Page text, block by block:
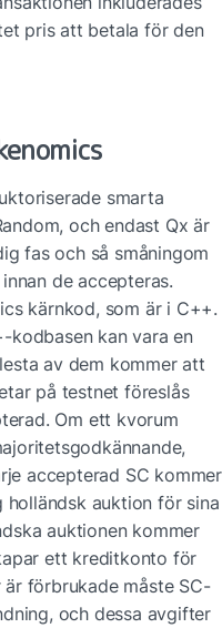
pris att betala för den
smarta
och endast Qx är
fas och så småningom
de accepteras.
kärnkod, som är i C++.
kodbasen kan vara en
av dem kommer att
på testnet föreslås
Om ett kvorum
accepterad SC kommer
auktion för sina
auktionen kommer
ett kreditkonto för
förbrukade måste SC-
och dessa avgifter